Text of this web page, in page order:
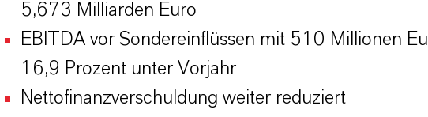
5,673 Milliarden Euro
EBITDA vor Sondereinflüssen mit 510 Millionen
16,9 Prozent unter Vorjahr
Nettofinanzverschuldung weiter reduziert